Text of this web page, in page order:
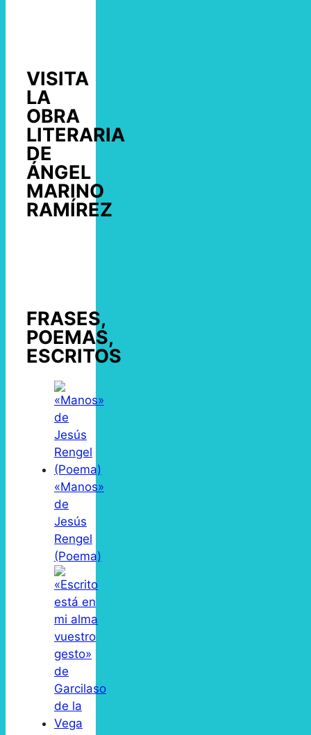
VISITA
LA
OBRA
LITERARIA
DE
ÁNGEL
MARINO
RAMÍREZ
FRASES,
POEMAS,
ESCRITOS
«Manos»
de
Jesús
Rengel
(Poema)